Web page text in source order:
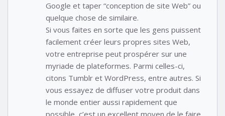
Google et taper “conception de site Web” ou
quelque chose de similaire.
Si vous faites en sorte que les gens puissent
facilement créer leurs propres sites Web,
votre entreprise peut prospérer sur une
myriade de plateformes. Parmi celles-ci,
citons Tumblr et WordPress, entre autres. Si
vous essayez de diffuser votre produit dans
le monde entier aussi rapidement que